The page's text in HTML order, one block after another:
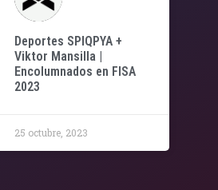
Deportes SPIQPYA +
Viktor Mansilla |
Encolumnados en FISA
2023
25 octubre, 2023